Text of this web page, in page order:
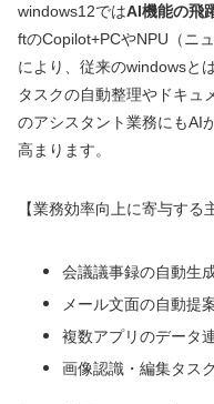
windows12ではAI機能の飛
ftのCopilot+PCやNPU（ニ
により、従来のwindowsと
タスクの自動整理やドキュ
のアシスタント業務にもAI
高まります。
【業務効率向上に寄与する
会議議事録の自動生
メール文面の自動提
複数アプリのデータ
画像認識・編集タス